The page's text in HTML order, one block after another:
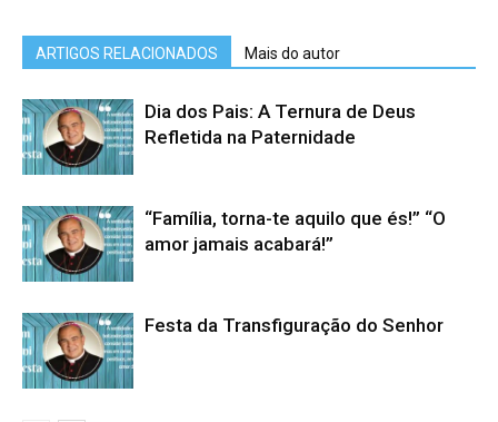
ARTIGOS RELACIONADOS Mais do autor
Dia dos Pais: A Ternura de Deus
Refletida na Paternidade
“Família, torna-te aquilo que és!” “O
amor jamais acabará!”
Festa da Transfiguração do Senhor